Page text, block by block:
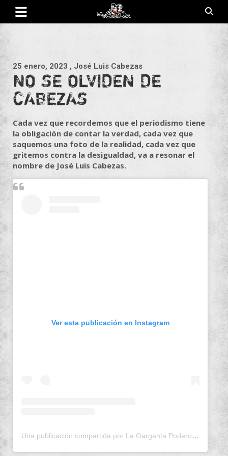
Saltar
contenido
25 enero, 2023 , José Luis Cabezas
NO SE OLVIDEN DE
CABEZAS
Cada vez que recordemos que el periodismo tiene
la obligación de contar la verdad, cada vez que
saquemos una foto de la realidad, cada vez que
gritemos contra la desigualdad, va a resonar el
nombre de José Luis Cabezas.
Ver esta publicación en Instagram
Una publicación compartida por La Garganta Poderosa (@lagargantapoderosa)